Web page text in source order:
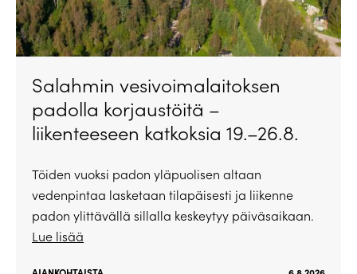
Salahmin vesivoimalaitoksen
padolla korjaustöitä –
liikenteeseen katkoksia 19.–26.8.
Töiden vuoksi padon yläpuolisen altaan
vedenpintaa lasketaan tilapäisesti ja liikenne
padon ylittävällä sillalla keskeytyy päiväsaikaan.
Lue lisää